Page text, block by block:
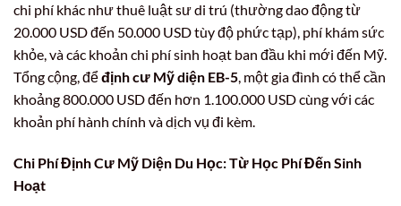
chi phí khác như thuê luật sư di trú (thường dao động từ
20.000 USD đến 50.000 USD tùy độ phức tạp), phí khám sức
khỏe, và các khoản chi phí sinh hoạt ban đầu khi mới đến Mỹ.
Tổng cộng, đểđịnh cư Mỹ diện EB-5, một gia đình có thể cần
khoảng 800.000 USD đến hơn 1.100.000 USD cùng với các
khoản phí hành chính và dịch vụ đi kèm.
Chi Phí Định Cư Mỹ Diện Du Học: Từ Học Phí Đến Sinh
Hoạt